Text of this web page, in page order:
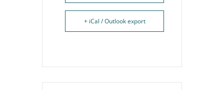
+ iCal / Outlook export